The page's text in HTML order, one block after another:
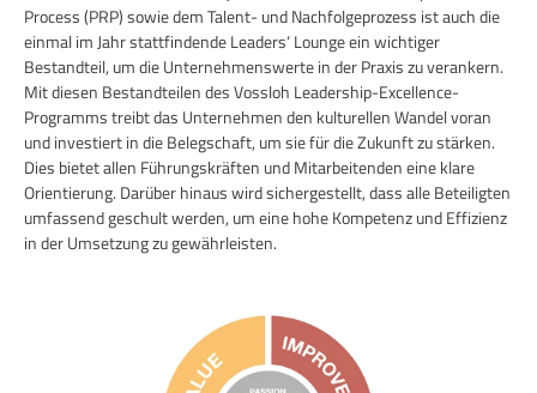
Process (PRP) sowie dem Talent- und Nachfolgeprozess ist auch die
einmal im Jahr stattfindende Leaders‘ Lounge ein wichtiger
Bestandteil, um die Unternehmenswerte in der Praxis zu verankern.
Mit diesen Bestandteilen des Vossloh Leadership-Excellence-
Programms treibt das Unternehmen den kulturellen Wandel voran
und investiert in die Belegschaft, um sie für die Zukunft zu stärken.
Dies bietet allen Führungskräften und Mitarbeitenden eine klare
Orientierung. Darüber hinaus wird sichergestellt, dass alle Beteiligten
umfassend geschult werden, um eine hohe Kompetenz und Effizienz
in der Umsetzung zu gewährleisten.